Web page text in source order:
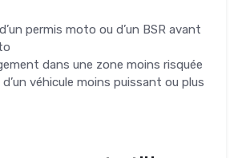
permis moto ou d’un BSR avant
dans une zone moins risquée
d’un véhicule moins puissant ou plus